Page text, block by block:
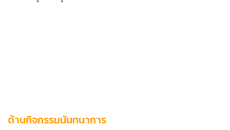
ด้านกิจกรรมนันทนาการ